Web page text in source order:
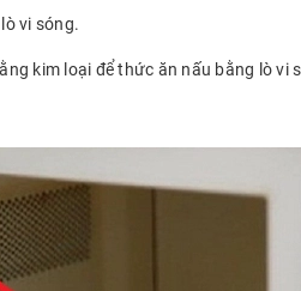
vi sóng.
kim loại để thức ăn nấu bằng lò vi